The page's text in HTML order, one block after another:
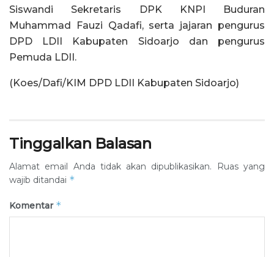
Siswandi Sekretaris DPK KNPI Buduran
Muhammad Fauzi Qadafi, serta jajaran pengurus
DPD LDII Kabupaten Sidoarjo dan pengurus
Pemuda LDII.
(Koes/Dafi/KIM DPD LDII Kabupaten Sidoarjo)
Tinggalkan Balasan
Alamat email Anda tidak akan dipublikasikan.
Ruas yang
wajib ditandai *
Komentar *